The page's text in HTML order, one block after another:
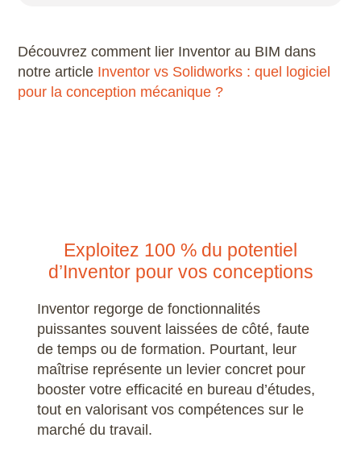
IFC, ses partenaires peuvent les intégrer dans
leurs maquettes Revit, avec les bons volumes,
classes et métadonnées.
Découvrez comment lier Inventor au BIM dans
notre article Inventor vs Solidworks : quel logiciel
pour la conception mécanique ?
Exploitez 100 % du potentiel
d’Inventor pour vos conceptions
Inventor regorge de fonctionnalités
puissantes souvent laissées de côté, faute
de temps ou de formation. Pourtant, leur
maîtrise représente un levier concret pour
booster votre efficacité en bureau d’études,
tout en valorisant vos compétences sur le
marché du travail.